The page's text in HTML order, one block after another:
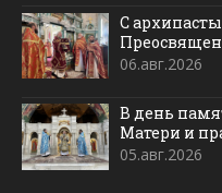
С
06.авг.2026
В день
Матери и
05.авг.2026